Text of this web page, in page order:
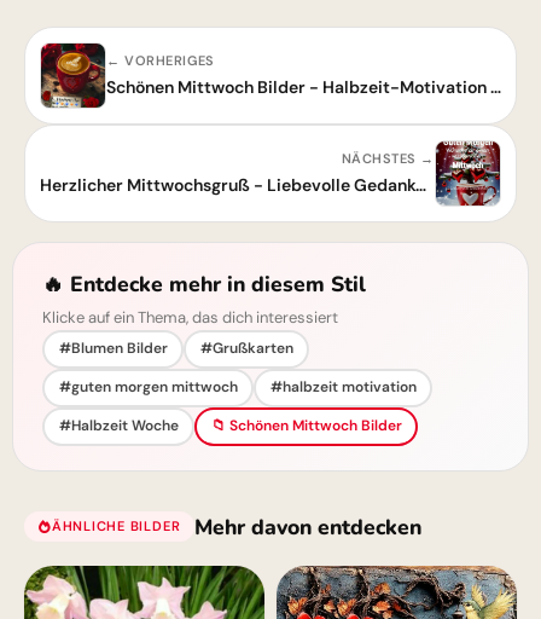
← VORHERIGES
Schönen Mittwoch Bilder - Halbzeit-Motivation mit Kaffee und Liebe
NÄCHSTES →
Herzlicher Mittwochsgruß - Liebevolle Gedanken zum Durchhalten
🔥 Entdecke mehr in diesem Stil
Klicke auf ein Thema, das dich interessiert
#Blumen Bilder
#Grußkarten
#guten morgen mittwoch
#halbzeit motivation
#Halbzeit Woche
📁 Schönen Mittwoch Bilder
ÄHNLICHE BILDER Mehr davon entdecken